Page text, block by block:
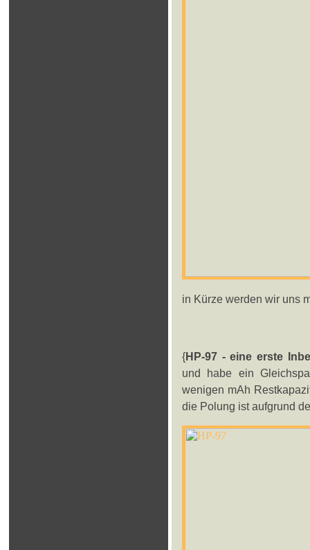
in Kürze werden wir uns
{HP-97 - eine erste
und habe ein
wenigen mAh
die Polung ist aufgrund